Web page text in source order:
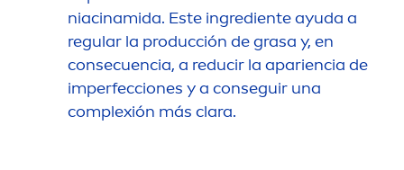
niacinamida. Este ingrediente ayuda a
regular la producción de grasa y, en
consecuencia, a reducir la apariencia de
imperfecciones y a conseguir una
complexión más clara.